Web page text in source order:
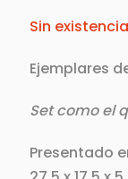
Sin
Ejemplares
Set como el
Presentado